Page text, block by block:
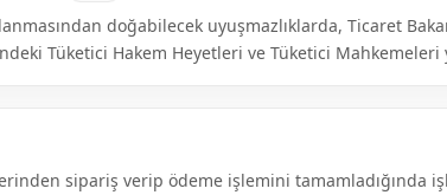
doğabilecek uyuşmazlıklarda, Ticaret
Tüketici Hakem Heyetleri ve Tüketici
sipariş verip ödeme işlemini tamamladığında